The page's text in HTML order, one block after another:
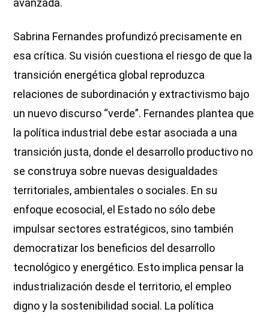
avanzada.
Sabrina Fernandes profundizó precisamente en
esa crítica. Su visión cuestiona el riesgo de que la
transición energética global reproduzca
relaciones de subordinación y extractivismo bajo
un nuevo discurso “verde”. Fernandes plantea que
la política industrial debe estar asociada a una
transición justa, donde el desarrollo productivo no
se construya sobre nuevas desigualdades
territoriales, ambientales o sociales. En su
enfoque ecosocial, el Estado no sólo debe
impulsar sectores estratégicos, sino también
democratizar los beneficios del desarrollo
tecnológico y energético. Esto implica pensar la
industrialización desde el territorio, el empleo
digno y la sostenibilidad social. La política